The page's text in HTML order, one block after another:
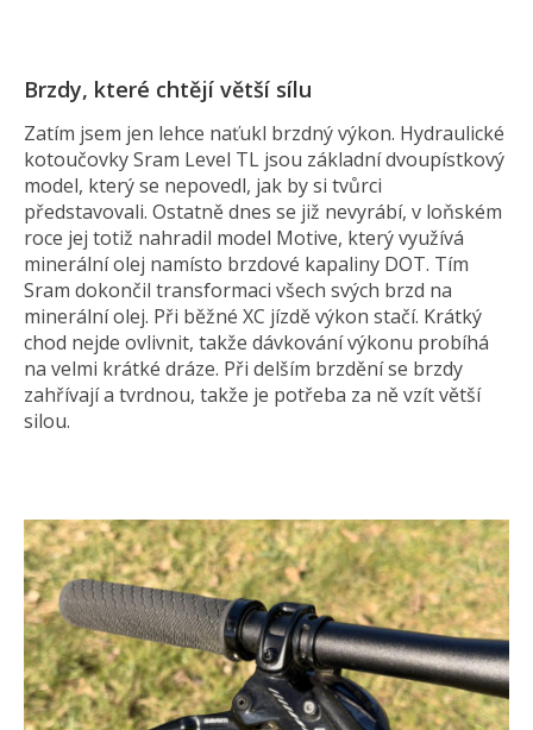
Brzdy, které chtějí větší sílu
Zatím jsem jen lehce naťukl brzdný výkon. Hydraulické
kotoučovky Sram Level TL jsou základní dvoupístkový
model, který se nepovedl, jak by si tvůrci
představovali. Ostatně dnes se již nevyrábí, v loňském
roce jej totiž nahradil model Motive, který využívá
minerální olej namísto brzdové kapaliny DOT. Tím
Sram dokončil transformaci všech svých brzd na
minerální olej. Při běžné XC jízdě výkon stačí. Krátký
chod nejde ovlivnit, takže dávkování výkonu probíhá
na velmi krátké dráze. Při delším brzdění se brzdy
zahřívají a tvrdnou, takže je potřeba za ně vzít větší
silou.